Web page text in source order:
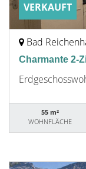
VERKAUFT
Bad
Charmante 2-
55 m²
WOHNFLÄCHE